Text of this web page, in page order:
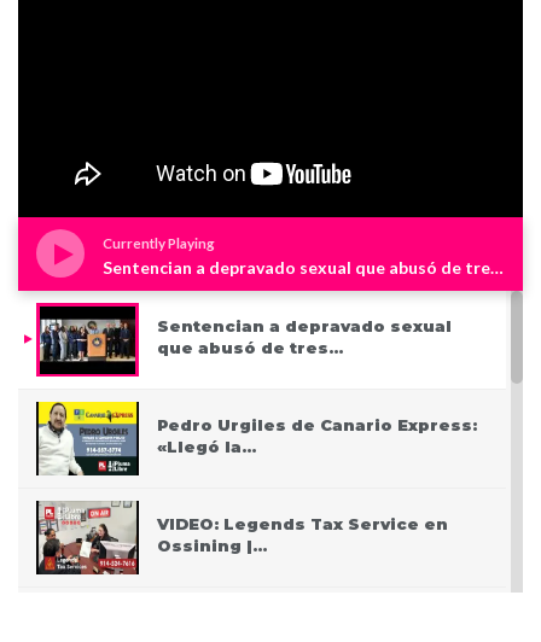
Currently Playing
Sentencian a depravado sexual que abusó de tres niños en Westchester
Sentencian a depravado sexual
que abusó de tres…
Pedro Urgiles de Canario Express:
«Llegó la…
VIDEO: Legends Tax Service en
Ossining |…